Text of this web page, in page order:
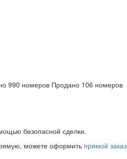
990 номеров Продано 106 номеров
безопасной сделки.
можете оформить прямой заказ